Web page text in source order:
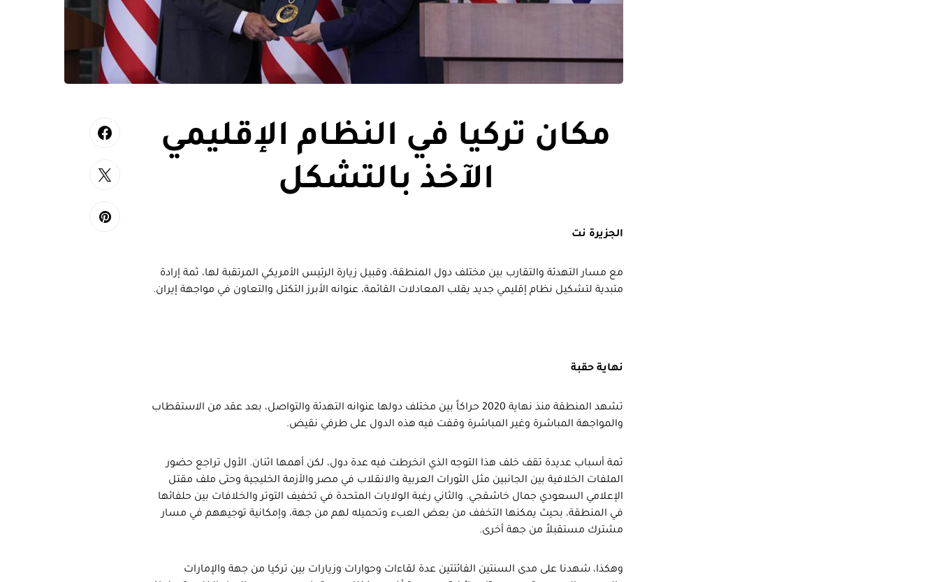
مكان تركيا في النظام الإقليمي
الآخذ بالتشكل
الجزيرة نت
مع مسار التهدئة والتقارب بين مختلف دول المنطقة، وقبيل زيارة الرئيس الأمريكي المرتقبة لها، ثمة إرادة
متبدية لتشكيل نظام إقليمي جديد يقلب المعادلات القائمة، عنوانه الأبرز التكتل والتعاون في مواجهة إيران.
نهاية حقبة
تشهد المنطقة منذ نهاية 2020 حراكاً بين مختلف دولها عنوانه التهدئة والتواصل، بعد عقد من الاستقطاب
والمواجهة المباشرة وغير المباشرة وقفت فيه هذه الدول على طرفي نقيض.
ثمة أسباب عديدة تقف خلف هذا التوجه الذي انخرطت فيه عدة دول، لكن أهمها اثنان. الأول تراجع حضور
الملفات الخلافية بين الجانبين مثل الثورات العربية والانقلاب في مصر والأزمة الخليجية وحتى ملف مقتل
الإعلامي السعودي جمال خاشقجي. والثاني رغبة الولايات المتحدة في تخفيف التوتر والخلافات بين حلفائها
في المنطقة، بحيث يمكنها التخفف من بعض العبء وتحميله لهم من جهة، وإمكانية توجيههم في مسار
مشترك مستقبلاً من جهة أخرى.
وهكذا، شهدنا على مدى السنتين الفائتتين عدة لقاءات وحوارات وزيارات بين تركيا من جهة والإمارات